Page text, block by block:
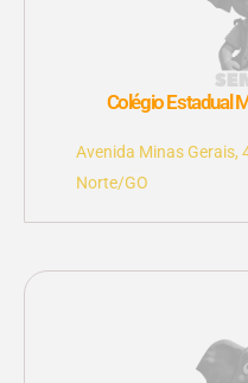
Colégio Estadual
Avenida Minas Gerais,
Norte/GO